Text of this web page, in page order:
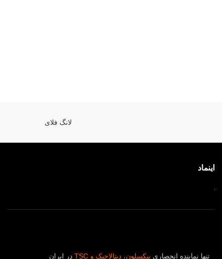
لانگ فلای
اینماد
تنها نماینده انحصاری بیکسلون، دیتالاجیک و TSC در ایران